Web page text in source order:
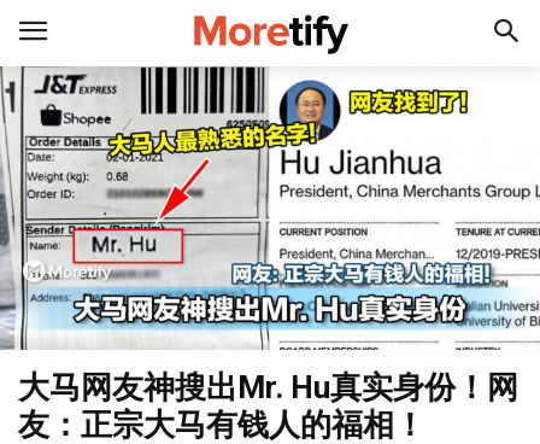
大马网友神搜出Mr. Hu真实身份！网
友：正宗大马有钱人的福相！